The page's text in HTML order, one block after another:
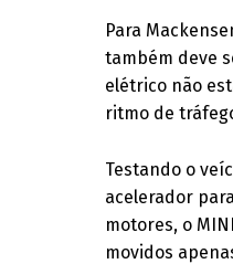
Para
também deve
elétrico não
ritmo de
Testando o
acelerador
motores, o
movidos